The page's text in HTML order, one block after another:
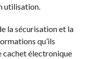
utilisation.
la sécurisation et la
qu’ils
électronique